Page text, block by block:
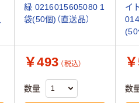
緑 0216015605080 1
袋(50個)（直送品）
イ
(50
￥493 （税込）
数量 数